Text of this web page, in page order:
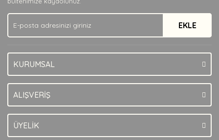
Ürün fiyatı diğer sitelerden daha pahalı.
Bu ürüne benzer farklı alternatifler olmalı.
EKLE
KURUMSAL
ALIŞVERİŞ
ÜYELİK